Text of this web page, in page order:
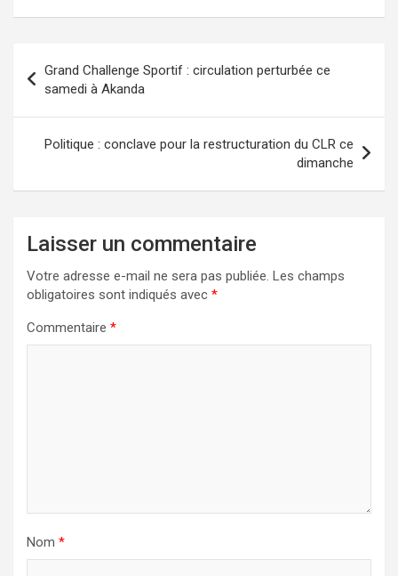
de
l’article
Grand Challenge Sportif : circulation perturbée ce
samedi à Akanda
Politique : conclave pour la restructuration du CLR ce
dimanche
Laisser un commentaire
Votre adresse e-mail ne sera pas publiée. Les champs
obligatoires sont indiqués avec *
Commentaire *
Nom *